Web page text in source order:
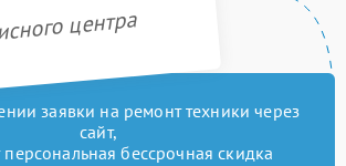
центра
заявки на ремонт техники через
сайт,
персональная бессрочная скидка